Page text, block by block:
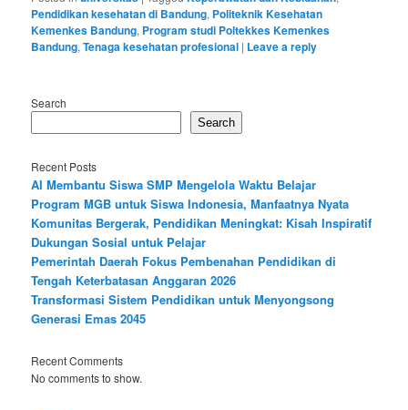
Pendidikan kesehatan di Bandung, Politeknik Kesehatan
Kemenkes Bandung, Program studi Poltekkes Kemenkes
Bandung,Tenaga kesehatan profesional | Leave a reply
Search
Search
Recent Posts
AI Membantu Siswa SMP Mengelola Waktu Belajar
Program MGB untuk Siswa Indonesia, Manfaatnya Nyata
Komunitas Bergerak, Pendidikan Meningkat: Kisah Inspiratif
Dukungan Sosial untuk Pelajar
Pemerintah Daerah Fokus Pembenahan Pendidikan di
Tengah Keterbatasan Anggaran 2026
Transformasi Sistem Pendidikan untuk Menyongsong
Generasi Emas 2045
Recent Comments
No comments to show.